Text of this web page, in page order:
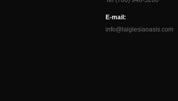
E-mail:
info@laiglesiaoasis.com